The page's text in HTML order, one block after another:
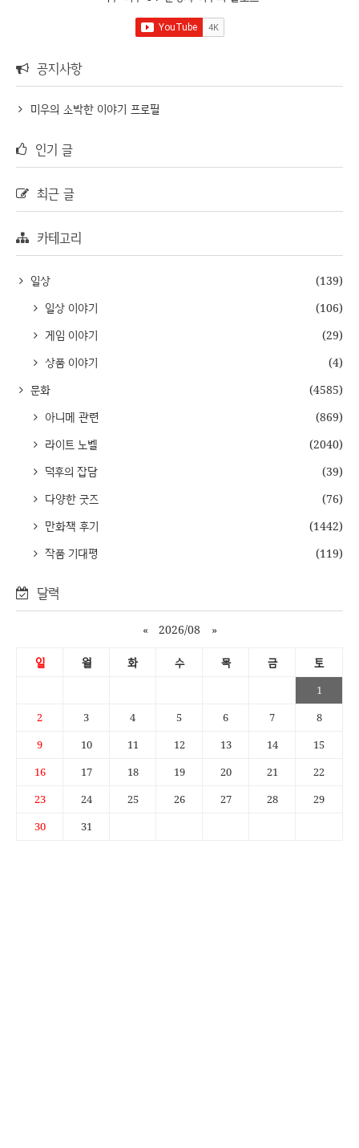
공지사항
미우의 소박한 이야기 프로필
인기 글
최근 글
카테고리
일상
(139)
일상 이야기
(106)
게임 이야기
(29)
상품 이야기
(4)
문화
(4585)
아니메 관련
(869)
라이트 노벨
(2040)
덕후의 잡담
(39)
다양한 굿즈
(76)
만화책 후기
(1442)
작품 기대평
(119)
달력
« 2026/08 »
일 월 화 수 목 금 토
1
2
3 4 5 6 7
8
9
10 11 12 13 14
15
16
17 18 19 20 21
22
23
24 25 26 27 28
29
30
31